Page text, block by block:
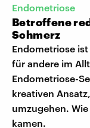
Endometriose
Betroffene
Schmerz
Endometriose
für andere im
Endometriose-
kreativen
umzugehen.
kamen.